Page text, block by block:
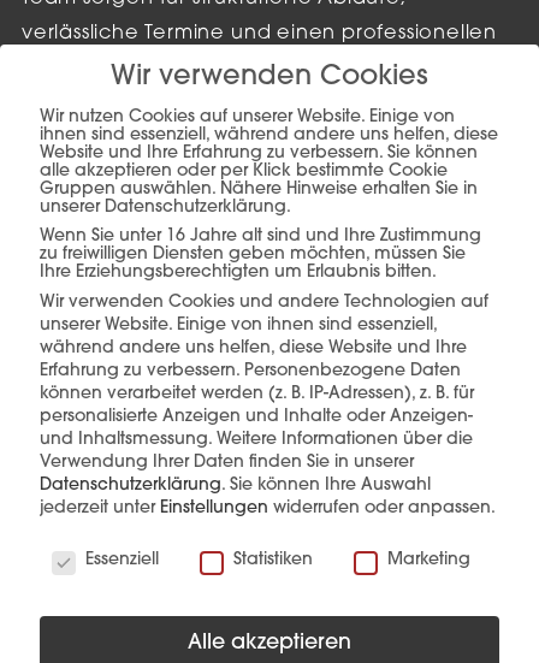
verlässliche Termine und einen professionellen
Umgang mit jeder Sendung.
Jeder Transport wird individuell geplant und
exakt auf die jeweiligen Anforderungen
abgestimmt – für eine sichere, effiziente und
reibungslose Umsetzung von der Abholung bis
zur Anlieferung.
Wir verwenden Cookies
Wir nutzen Cookies auf unserer Website. Einige von
ihnen sind essenziell, während andere uns helfen, diese
Website und Ihre Erfahrung zu verbessern. Sie können
alle akzeptieren oder per Klick bestimmte Cookie
Gruppen auswählen. Nähere Hinweise erhalten Sie in
unserer Datenschutzerklärung.
Wenn Sie unter 16 Jahre alt sind und Ihre Zustimmung
zu freiwilligen Diensten geben möchten, müssen Sie
Ihre Erziehungsberechtigten um Erlaubnis bitten.
Wir verwenden Cookies und andere Technologien auf
unserer Website. Einige von ihnen sind essenziell,
während andere uns helfen, diese Website und Ihre
Erfahrung zu verbessern. Personenbezogene Daten
können verarbeitet werden (z. B. IP-Adressen), z. B. für
personalisierte Anzeigen und Inhalte oder Anzeigen-
und Inhaltsmessung. Weitere Informationen über die
Verwendung Ihrer Daten finden Sie in unserer
Datenschutzerklärung. Sie können Ihre Auswahl
jederzeit unter Einstellungen widerrufen oder anpassen.
Essenziell
Statistiken Marketing
Alle akzeptieren